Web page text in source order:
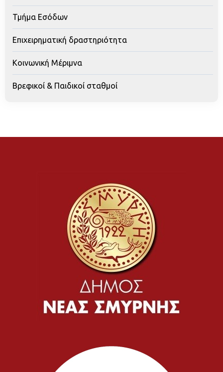
Τμήμα Εσόδων
Επιχειρηματική δραστηριότητα
Κοινωνική Μέριμνα
Βρεφικοί & Παιδικοί σταθμοί